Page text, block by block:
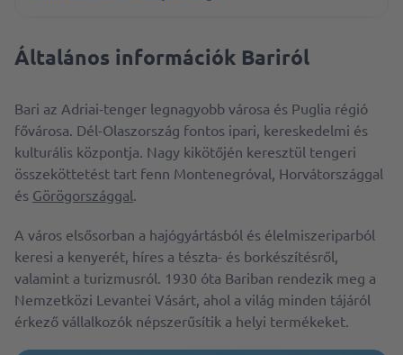
Általános információk Bariról
Bari az Adriai-tenger legnagyobb városa és Puglia régió
fővárosa. Dél-Olaszország fontos ipari, kereskedelmi és
kulturális központja. Nagy kikötőjén keresztül tengeri
összeköttetést tart fenn Montenegróval, Horvátországgal
és Görögországgal.
A város elsősorban a hajógyártásból és élelmiszeriparból
keresi a kenyerét, híres a tészta- és borkészítésről,
valamint a turizmusról. 1930 óta Bariban rendezik meg a
Nemzetközi Levantei Vásárt, ahol a világ minden tájáról
érkező vállalkozók népszerűsítik a helyi termékeket.